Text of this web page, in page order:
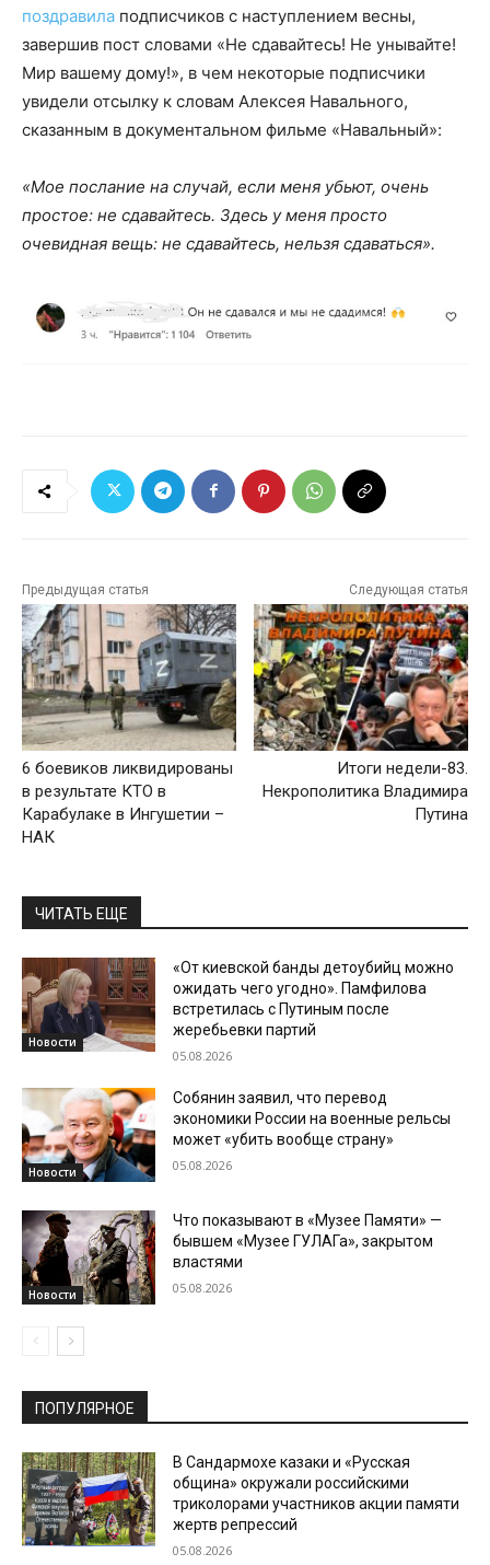
поздравила подписчиков с наступлением весны,
завершив пост словами «Не сдавайтесь! Не унывайте!
Мир вашему дому!», в чем некоторые подписчики
увидели отсылку к словам Алексея Навального,
сказанным в документальном фильме «Навальный»:
«Мое послание на случай, если меня убьют, очень
простое: не сдавайтесь. Здесь у меня просто
очевидная вещь: не сдавайтесь, нельзя сдаваться».
Предыдущая статья
6 боевиков ликвидированы
в результате КТО в
Карабулаке в Ингушетии –
НАК
Следующая статья
Итоги недели-83.
Некрополитика Владимира
Путина
ЧИТАТЬ ЕЩЕ
Новости
«От киевской банды детоубийц можно
ожидать чего угодно». Памфилова
встретилась с Путиным после
жеребьевки партий
05.08.2026
Новости
Собянин заявил, что перевод
экономики России на военные рельсы
может «убить вообще страну»
05.08.2026
Новости
Что показывают в «Музее Памяти» —
бывшем «Музее ГУЛАГа», закрытом
властями
05.08.2026
ПОПУЛЯРНОЕ
В Сандармохе казаки и «Русская
община» окружали российскими
триколорами участников акции памяти
жертв репрессий
05.08.2026